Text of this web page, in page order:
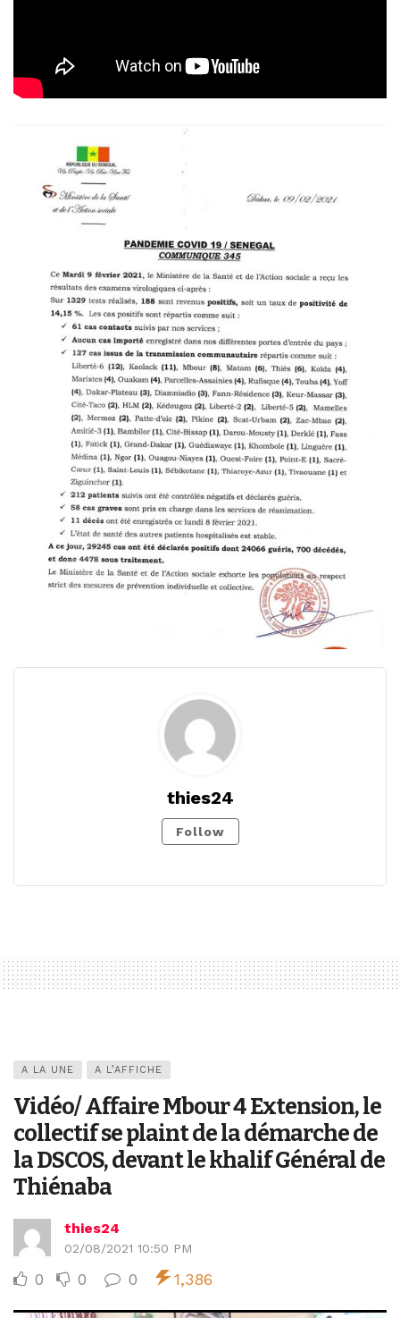
thies24
Follow
A LA UNE A L’AFFICHE
Vidéo/ Affaire Mbour 4 Extension, le
collectif se plaint de la démarche de
la DSCOS, devant le khalif Général de
Thiénaba
thies24
02/08/2021 10:50 PM
0 0 0 1,386